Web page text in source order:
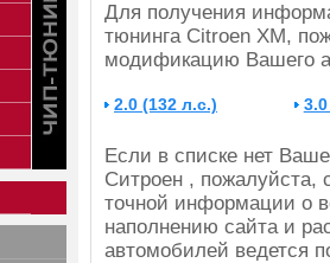
Для получения
тюнинга Citroen XM,
модификацию Вашего
2.0 (132 л.с.)
Если в списке нет
Ситроен , пожалуйста,
точной информации о
наполнению сайта и
автомобилей ведется